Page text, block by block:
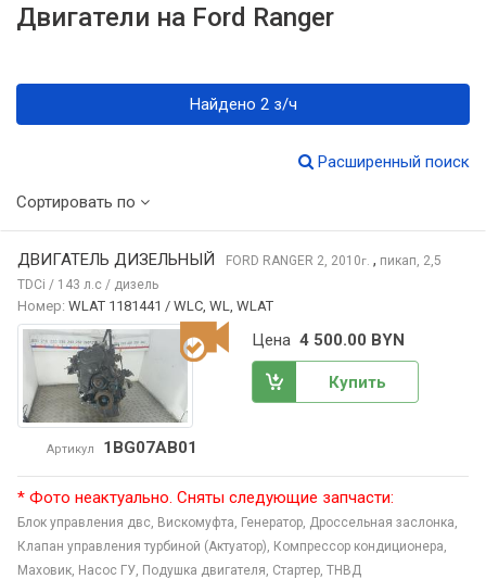
Двигатели на Ford Ranger
Найдено 2 з/ч
Расширенный поиск
Сортировать по
ДВИГАТЕЛЬ ДИЗЕЛЬНЫЙ FORD RANGER 2, 2010г. , пикап, 2,5
TDCi / 143 л.с / дизель
Номер: WLAT 1181441 / WLC, WL, WLAT
Артикул 1BG07AB01
Цена 4 500.00 BYN
Купить
* Фото неактуально. Сняты следующие запчасти:
Блок управления двс, Вискомуфта, Генератор, Дроссельная заслонка,
Клапан управления турбиной (Актуатор), Компрессор кондиционера,
Маховик, Насос ГУ, Подушка двигателя, Стартер, ТНВД